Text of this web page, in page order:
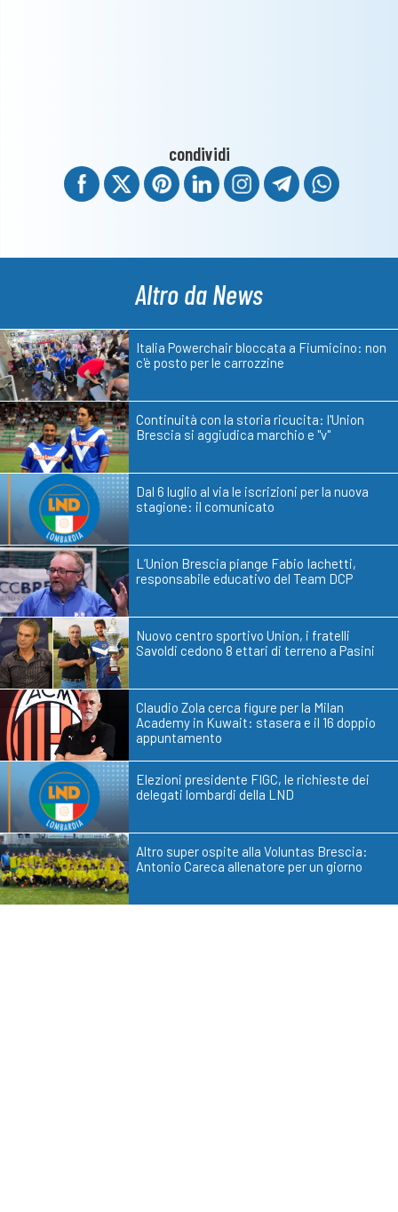
condividi
Altro da News
Italia Powerchair bloccata a Fiumicino: non
c'è posto per le carrozzine
Continuità con la storia ricucita: l'Union
Brescia si aggiudica marchio e "v"
Dal 6 luglio al via le iscrizioni per la nuova
stagione: il comunicato
L’Union Brescia piange Fabio Iachetti,
responsabile educativo del Team DCP
Nuovo centro sportivo Union, i fratelli
Savoldi cedono 8 ettari di terreno a Pasini
Claudio Zola cerca figure per la Milan
Academy in Kuwait: stasera e il 16 doppio
appuntamento
Elezioni presidente FIGC, le richieste dei
delegati lombardi della LND
Altro super ospite alla Voluntas Brescia:
Antonio Careca allenatore per un giorno